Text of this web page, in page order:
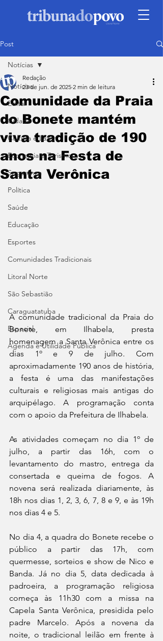
Post
Notícias
Edital
Cidade
Cultura e Lazer
Economia e Turismo
Segurança
Política
Saúde
Educação
Esportes
Comunidades Tradicionais
Litoral Norte
São Sebastião
Caraguatatuba
Especial
Agenda e Utilidade Pública
Notícias
Comunidade da Praia
do Bonete mantém
viva tradição de 190
anos na Festa de
Santa Verônica
Redação
23 de jun. de 2025 2 min de leitura
A comunidade tradicional da Praia do
Bonete, em Ilhabela, presta
homenagem a Santa Verônica entre os
dias 1º e 9 de julho. Com
aproximadamente 190 anos de história,
a festa é uma das manifestações
culturais e religiosas mais antigas do
arquipélago. A programação conta
com o apoio da Prefeitura de Ilhabela.
As atividades começam no dia 1º de
julho, a partir das 16h, com o
levantamento do mastro, entrega da
consertada e queima de fogos. A
novena será realizada diariamente, às
18h nos dias 1, 2, 3, 6, 7, 8 e 9, e às 19h
nos dias 4 e 5.
No dia 4, a quadra do Bonete recebe o
público a partir das 17h, com
quermesse, sorteios e show de Nico e
Banda. Já no dia 5, data dedicada à
padroeira, a programação religiosa
começa às 11h30 com a missa na
Capela Santa Verônica, presidida pelo
padre Marcelo. Após a novena da
noite, o tradicional leilão em frente à